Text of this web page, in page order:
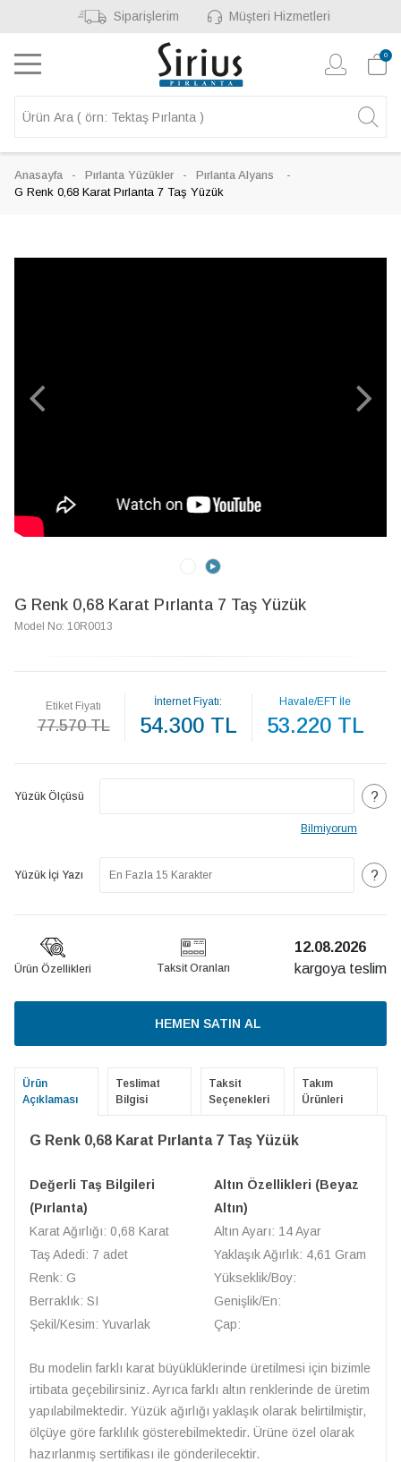
Siparişlerim Müşteri Hizmetleri
0
Anasayfa Pırlanta Yüzükler
Pırlanta Alyans
G Renk 0,68 Karat Pırlanta 7 Taş Yüzük
G Renk 0,68 Karat Pırlanta 7 Taş Yüzük
Model No: 10R0013
Etiket Fiyatı
77.570 TL
İnternet Fiyatı:
54.300 TL
Havale/EFT İle
53.220 TL
Yüzük Ölçüsü ?
Bilmiyorum
Yüzük İçi Yazı ?
Ürün Özellikleri Taksit Oranları
12.08.2026
kargoya teslim
HEMEN SATIN AL
Ürün
Açıklaması
Teslimat
Bilgisi
Taksit
Seçenekleri
Takım
Ürünleri
G Renk 0,68 Karat Pırlanta 7 Taş Yüzük
Değerli Taş Bilgileri
(Pırlanta)
Karat Ağırlığı: 0,68 Karat
Taş Adedi: 7 adet
Renk: G
Berraklık: SI
Şekil/Kesim: Yuvarlak
Altın Özellikleri (Beyaz
Altın)
Altın Ayarı: 14 Ayar
Yaklaşık Ağırlık: 4,61 Gram
Yükseklik/Boy:
Genişlik/En:
Çap:
Bu modelin farklı karat büyüklüklerinde üretilmesi için bizimle
irtibata geçebilirsiniz. Ayrıca farklı altın renklerinde de üretim
yapılabilmektedir. Yüzük ağırlığı yaklaşık olarak belirtilmiştir,
ölçüye göre farklılık gösterebilmektedir. Ürüne özel olarak
hazırlanmış sertifikası ile gönderilecektir.